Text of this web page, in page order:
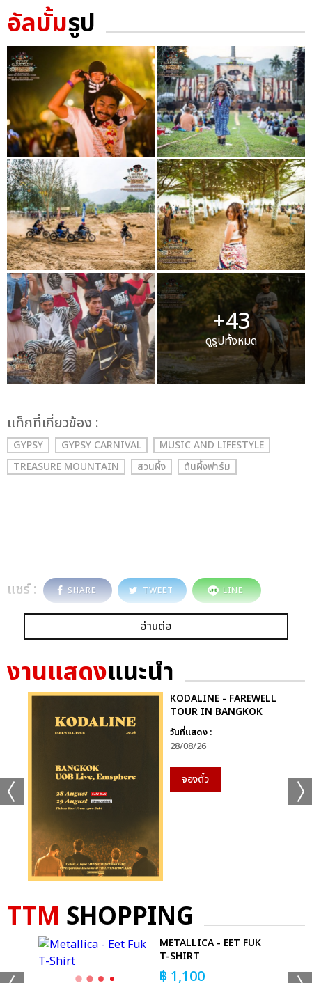
อัลบั้มรูป
+43
ดูรูปทั้งหมด
เเท็กที่เกี่ยวข้อง :
GYPSY GYPSY CARNIVAL
MUSIC AND LIFESTYLE
TREASURE MOUNTAIN
สวนผึ้ง ต้นผึ้งฟาร์ม
แชร์ : SHARE TWEET LINE
อ่านต่อ
งานแสดงแนะนำ
KODALINE - FAREWELL
TOUR IN BANGKOK
วันที่แสดง :
28/08/26
จองตั๋ว
TTM SHOPPING
METALLICA - EET FUK
T-SHIRT
฿ 1,100